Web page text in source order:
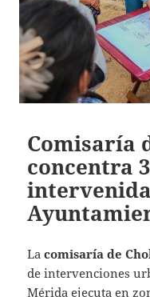
Comisaría
concentra
Lacomisaría de
de intervenciones
Mérida ejecuta en